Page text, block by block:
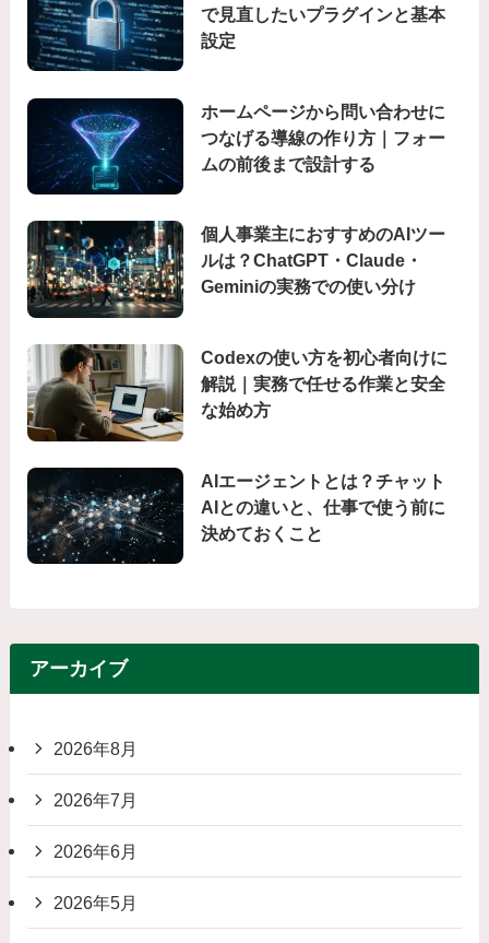
で見直したいプラグインと基本
設定
ホームページから問い合わせに
つなげる導線の作り方｜フォー
ムの前後まで設計する
個人事業主におすすめのAIツー
ルは？ChatGPT・Claude・
Geminiの実務での使い分け
Codexの使い方を初心者向けに
解説｜実務で任せる作業と安全
な始め方
AIエージェントとは？チャット
AIとの違いと、仕事で使う前に
決めておくこと
アーカイブ
2026年8月
2026年7月
2026年6月
2026年5月